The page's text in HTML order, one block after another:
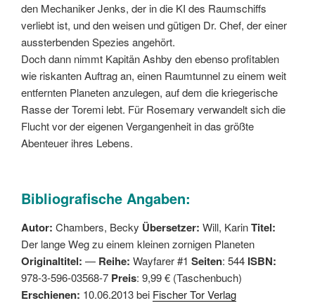
den Mechaniker Jenks, der in die KI des Raumschiffs
verliebt ist, und den weisen und gütigen Dr. Chef, der einer
aussterbenden Spezies angehört.
Doch dann nimmt Kapitän Ashby den ebenso profitablen
wie riskanten Auftrag an, einen Raumtunnel zu einem weit
entfernten Planeten anzulegen, auf dem die kriegerische
Rasse der Toremi lebt. Für Rosemary verwandelt sich die
Flucht vor der eigenen Vergangenheit in das größte
Abenteuer ihres Lebens.
Bibliografische Angaben:
Autor: Chambers, Becky Übersetzer: Will, KarinTitel:
Der lange Weg zu einem kleinen zornigen Planeten
Originaltitel: — Reihe: Wayfarer #1 Seiten: 544 ISBN:
978-3-596-03568-7 Preis: 9,99 € (Taschenbuch)
Erschienen: 10.06.2013 bei Fischer Tor Verlag